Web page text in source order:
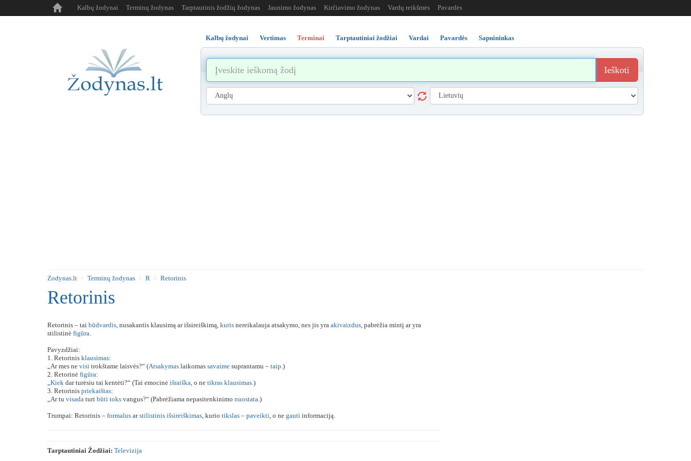
Kalbų žodynai Terminų žodynas Tarptautinis žodžių žodynas Jaunimo žodynas Kirčiavimo žodynas Vardų reikšmės Pavardės
Kalbų žodynai Vertimas Terminai Tarptautiniai žodžiai Vardai Pavardės Sapnininkas
Ieškoti
Zodynas.lt Terminų žodynas R Retorinis
Retorinis
Retorinis – tai būdvardis, nusakantis klausimą ar išsireiškimą, kuris nereikalauja atsakymo, nes jis yra akivaizdus, pabrėžia mintį ar yra
stilistinė figūra.
Pavyzdžiai:
1. Retorinis klausimas:
„Ar mes ne visi trokštame laisvės?“ (Atsakymas laikomas savaime suprantamu – taip.)
2. Retorinė figūra:
„Kiek dar turėsiu tai kentėti?“ (Tai emocinė išraiška, o ne tikras klausimas.)
3. Retorinis priekaištas:
„Ar tu visada turi būti toks vangus?“ (Pabrėžiama nepasitenkinimo nuostata.)
Trumpai: Retorinis – formalus arstilistinis išsireiškimas, kurio tikslas – paveikti, o ne gauti informaciją.
Tarptautiniai Žodžiai: Televizija